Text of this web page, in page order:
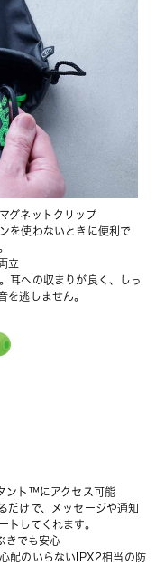
グネットクリップ
を使わないときに便利で
立
耳への収まりが良く、しっ
を逃しません。
ント™にアクセス可能
だけで、メッセージや通知
トしてくれます。
きでも安心
配のいらないIPX2相当の防